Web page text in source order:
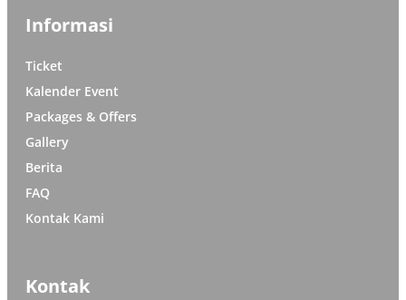
Informasi
Ticket
Kalender Event
Packages & Offers
Gallery
Berita
FAQ
Kontak Kami
Kontak